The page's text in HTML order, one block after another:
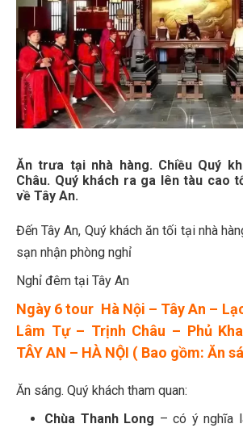
Ăn trưa tại nhà hàng. Chiều Quý
Châu. Quý khách ra ga lên tàu cao
về Tây An.
Đến Tây An, Quý khách ăn tối tại nhà
sạn nhận phòng nghỉ
Nghỉ đêm tại Tây An
Ngày 6 tour Hà Nội – Tây An –
Lâm Tự – Trịnh Châu – Phủ
TÂY AN – HÀ NỘI ( Bao gồm: Ăn
Ăn sáng. Quý khách tham quan:
Chùa Thanh Long – có ý nghĩa